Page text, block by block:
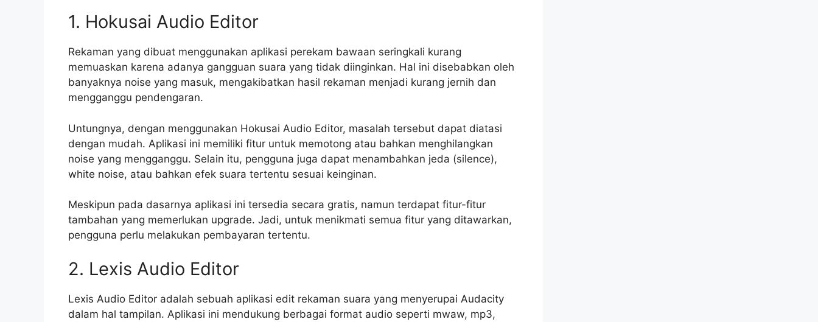
1. Hokusai Audio Editor
Rekaman yang dibuat menggunakan aplikasi perekam bawaan seringkali kurang
memuaskan karena adanya gangguan suara yang tidak diinginkan. Hal ini disebabkan oleh
banyaknya noise yang masuk, mengakibatkan hasil rekaman menjadi kurang jernih dan
mengganggu pendengaran.
Untungnya, dengan menggunakan Hokusai Audio Editor, masalah tersebut dapat diatasi
dengan mudah. Aplikasi ini memiliki fitur untuk memotong atau bahkan menghilangkan
noise yang mengganggu. Selain itu, pengguna juga dapat menambahkan jeda (silence),
white noise, atau bahkan efek suara tertentu sesuai keinginan.
Meskipun pada dasarnya aplikasi ini tersedia secara gratis, namun terdapat fitur-fitur
tambahan yang memerlukan upgrade. Jadi, untuk menikmati semua fitur yang ditawarkan,
pengguna perlu melakukan pembayaran tertentu.
2. Lexis Audio Editor
Lexis Audio Editor adalah sebuah aplikasi edit rekaman suara yang menyerupai Audacity
dalam hal tampilan. Aplikasi ini mendukung berbagai format audio seperti mwaw, mp3,